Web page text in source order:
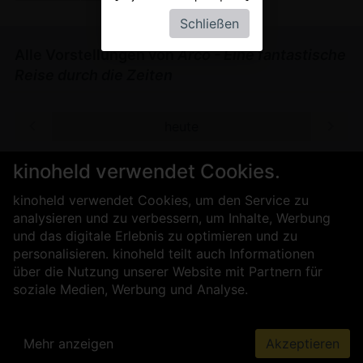
kinoheld verwendet Cookies.
kinoheld verwendet Cookies, um den Service zu
analysieren und zu verbessern, um Inhalte, Werbung
und das digitale Erlebnis zu optimieren und zu
personalisieren. kinoheld teilt auch Informationen
über die Nutzung unserer Website mit Partnern für
soziale Medien, Werbung und Analyse.
Mehr anzeigen Akzeptieren
Alle Vorstellungen vonArco - Eine fantastische
Kontakt
Impressum
AGB
Datenschutz
Presse Sicherheit
Schließen